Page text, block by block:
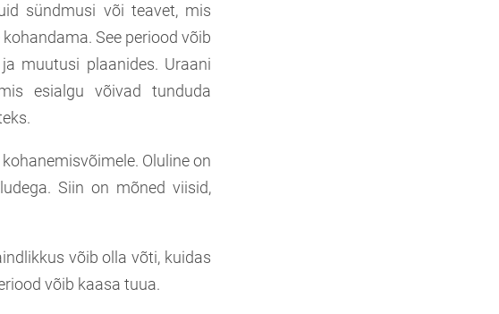
sündmusi või teavet, mis
See periood võib
muutusi plaanides. Uraani
esialgu võivad tunduda
Oluline on
Siin on mõned viisid,
võib olla võti, kuidas
võib kaasa tuua.